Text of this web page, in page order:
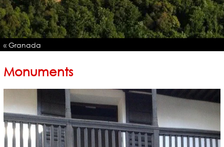
« Granada
Monuments